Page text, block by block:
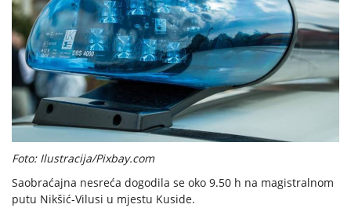
Foto: Ilustracija/Pixbay.com
Saobraćajna nesreća dogodila se oko 9.50 h na magistralnom
putu Nikšić-Vilusi u mjestu Kuside.